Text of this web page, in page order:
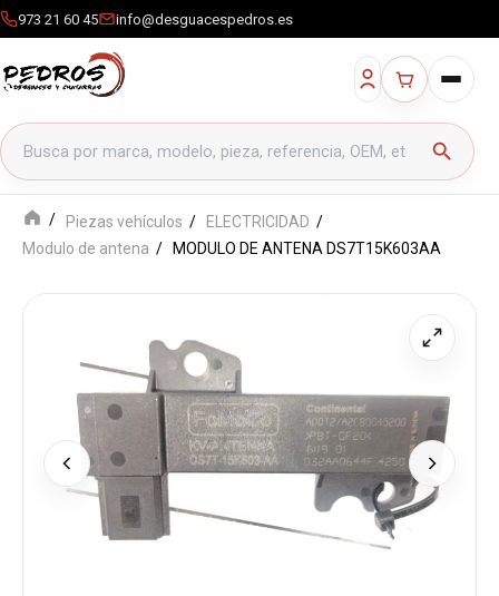
973 21 60 45 info@desguacespedros.es
Buscar productos
search
Piezas vehículos
ELECTRICIDAD
Modulo de antena
MODULO DE ANTENA DS7T15K603AA